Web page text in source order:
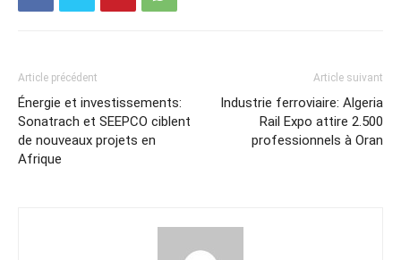
Article précédent
Énergie et investissements:
Sonatrach et SEEPCO ciblent
de nouveaux projets en
Afrique
Article suivant
Industrie ferroviaire: Algeria
Rail Expo attire 2.500
professionnels à Oran